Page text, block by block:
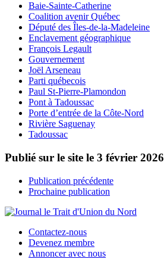
Baie-Sainte-Catherine
Coalition avenir Québec
Député des Îles-de-la-Madeleine
Enclavement géographique
François Legault
Gouvernement
Joël Arseneau
Parti québecois
Paul St-Pierre-Plamondon
Pont à Tadoussac
Porte d’entrée de la Côte-Nord
Rivière Saguenay
Tadoussac
Publié sur le site le 3 février 2026
Publication précédente
Prochaine publication
Contactez-nous
Devenez membre
Annoncer avec nous